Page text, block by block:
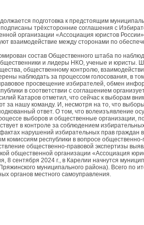
подготовка к предстоящим
трёхсторонние соглашения с
организации «Ассоциация юристов России».
взаимодействие между сторонами по
состав Общественного штаба по
и лидеры НКО, ученые и юристы.
общественному контролю,
наблюдать за процессом голосования, в
просвещение избирателей, обмен
в соответствии с соглашением
Катаров отметил, что сейчас к выборам
за нашу команду. И, несмотря на то, что
ответ. О том, что волеизъявление
выборов и общественные организации,
в контроле за соблюдением
нарушений избирательных прав граждан в
комиссиям республики в вопросе
общественно-правовой экспертизы
общественной организации «Ассоциация
8 сентября 2024 г., в Карелии начнутся
муниципального района). Всего по
органов местного самоуправления.